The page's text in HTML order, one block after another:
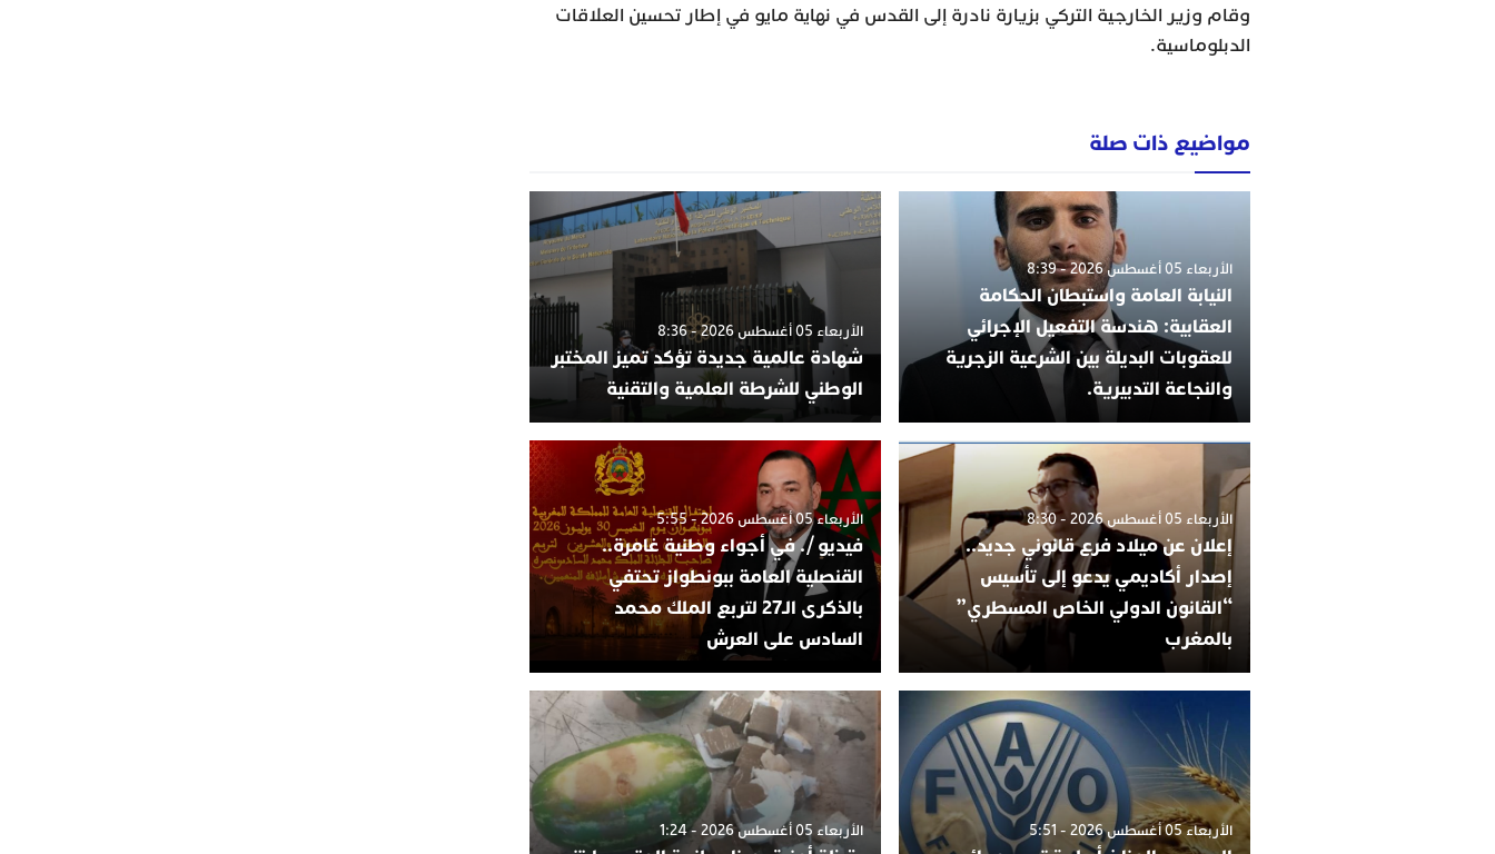
وقام وزير الخارجية التركي بزيارة نادرة إلى القدس في نهاية مايو في إطار تحسين العلاقات
الدبلوماسية.
مواضيع ذات صلة
الأربعاء 05 أغسطس 2026 - 8:39
النيابة العامة واستبطان الحكامة
العقابية: هندسة التفعيل الإجرائي
للعقوبات البديلة بين الشرعية الزجرية
والنجاعة التدبيرية.
الأربعاء 05 أغسطس 2026 - 8:36
شهادة عالمية جديدة تؤكد تميز المختبر
الوطني للشرطة العلمية والتقنية
الأربعاء 05 أغسطس 2026 - 8:30
إعلان عن ميلاد فرع قانوني جديد..
إصدار أكاديمي يدعو إلى تأسيس
“القانون الدولي الخاص المسطري”
بالمغرب
الأربعاء 05 أغسطس 2026 - 5:55
فيديو /. في أجواء وطنية غامرة..
القنصلية العامة ببونطواز تحتفي
بالذكرى الـ27 لتربع الملك محمد
السادس على العرش
الأربعاء 05 أغسطس 2026 - 5:51 الأربعاء 05 أغسطس 2026 - 1:24